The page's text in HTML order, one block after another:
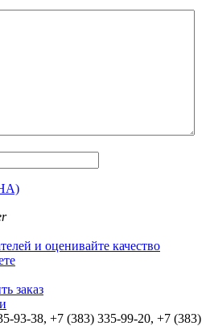
заказ
93-38, +7 (383) 335-99-20, +7 (383)